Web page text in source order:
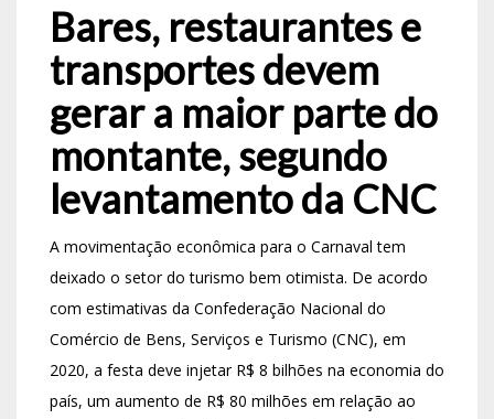
Bares, restaurantes e
transportes devem
gerar a maior parte do
montante, segundo
levantamento da CNC
A movimentação econômica para o Carnaval tem
deixado o setor do turismo bem otimista. De acordo
com estimativas da Confederação Nacional do
Comércio de Bens, Serviços e Turismo (CNC), em
2020, a festa deve injetar R$ 8 bilhões na economia do
país, um aumento de R$ 80 milhões em relação ao